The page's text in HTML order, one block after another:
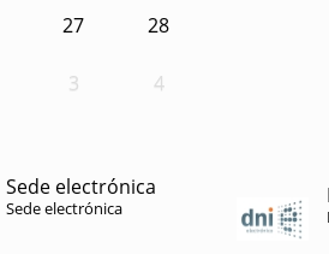
27 28
3 4
Sede electrónica
Sede electrónica